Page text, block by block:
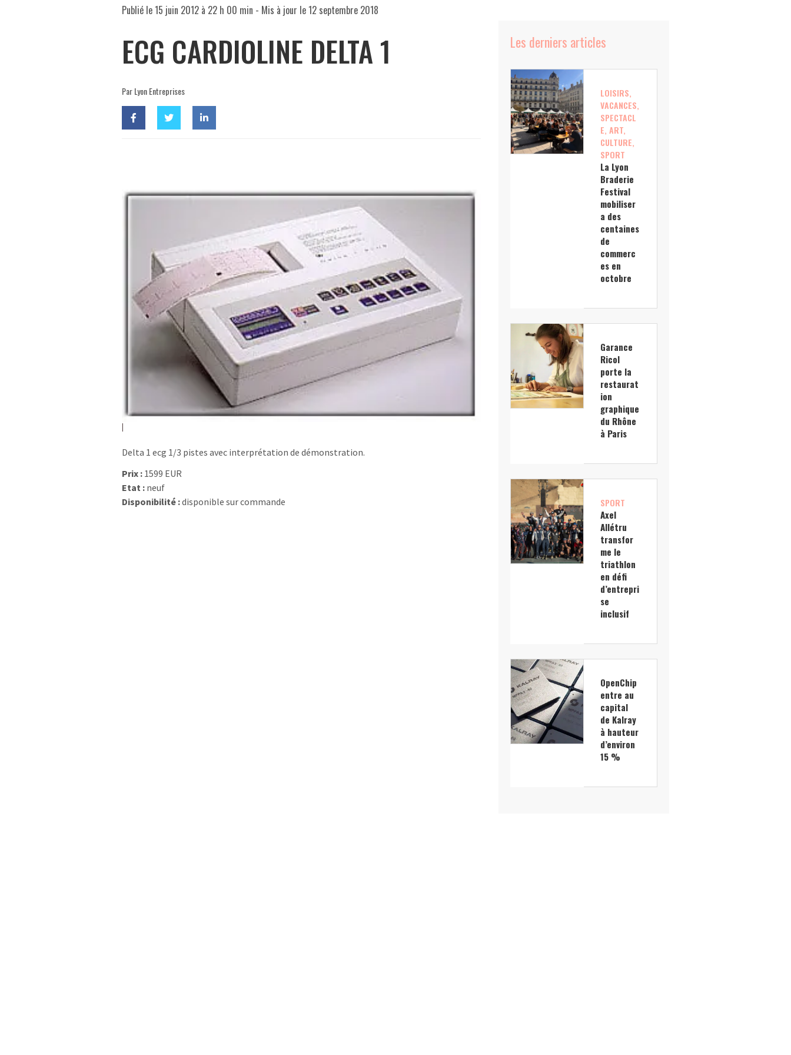
Publié le15 juin 2012 à 22 h 00 min - Mis à jour le12 septembre 2018
ECG CARDIOLINE DELTA 1
Par Lyon Entreprises
Delta 1 ecg 1/3 pistes avec interprétation de démonstration.
Prix : 1599 EUR
Etat : neuf
Disponibilité :disponible sur commande
Les derniers articles
LOISIRS,
VACANCES,
SPECTACL
E, ART,
CULTURE,
SPORT
La Lyon
Braderie
Festival
mobiliser
a des
centaines
de
commerc
es en
octobre
Garance
Ricol
porte la
restaurat
ion
graphique
du Rhône
à Paris
SPORT
Axel
Allétru
transfor
me le
triathlon
en défi
d’entrepri
se
inclusif
OpenChip
entre au
capital
de Kalray
à hauteur
d’environ
15 %